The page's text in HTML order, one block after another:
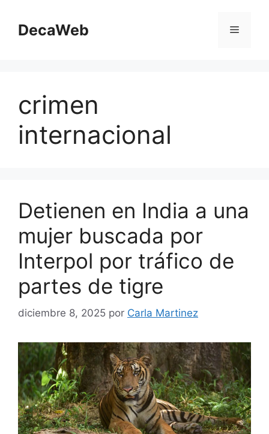
contenido
DecaWeb Menú
crimen
internacional
Detienen en India a una
mujer buscada por
Interpol por tráfico de
partes de tigre
diciembre 8, 2025 por Carla Martinez